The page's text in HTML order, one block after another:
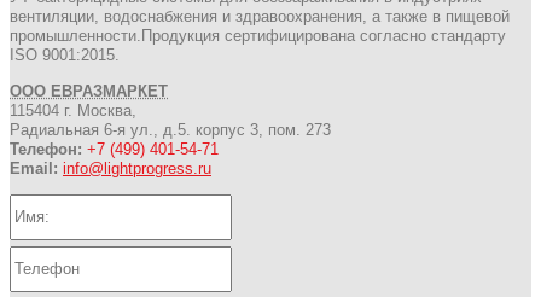
вентиляции, водоснабжения и здравоохранения, а также в пищевой
промышленности.Продукция сертифицирована согласно стандарту
ISO 9001:2015.
ООО ЕВРАЗМАРКЕТ
115404 г. Москва,
Радиальная 6-я ул., д.5. корпус 3, пом. 273
Телефон: +7 (499) 401-54-71
Email: info@lightprogress.ru